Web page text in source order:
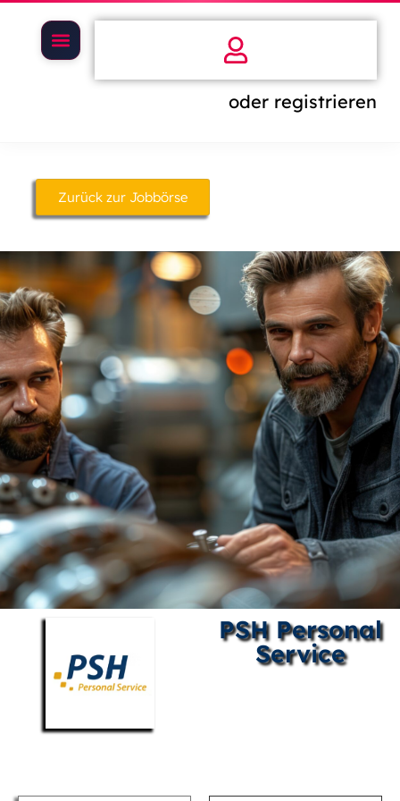
oder registrieren
Zurück zur Jobbörse
PSH Personal
Service